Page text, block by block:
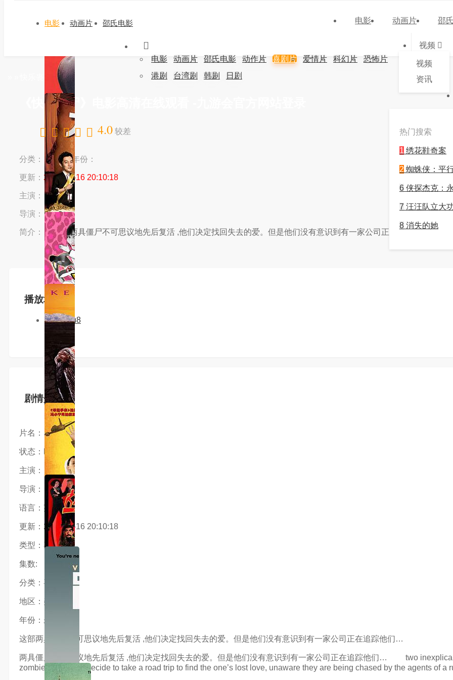
电影 动画片 邵氏电影 电影 动画片 邵
电影 动画片 邵氏电影 动作片 喜剧片 爱情片 科幻片
恐怖片
港剧
台湾剧 韩剧 日剧
视频
视频
资讯
热门搜索
1 绣花鞋奇案
2 蜘蛛侠：平
6 侠探杰克：
7 汪汪队立大
8 消失的她
《快乐丧尸》电影高清在线观看 -九游会官方网站登录
4.0 较差
分类： 地区： 年份：
更新： 2024-03-16 20:10:18
主演：
导演：
简介： 简介：两具僵尸不可思议地先后复活 ,他们决定找回失去的爱。但是他们没有意识到有一家公司正在追踪他们… ...
播放地址
天空m3u8
剧情介绍
片名：
状态：hd
主演：
导演：
语言：英语
更新：2024-03-16 20:10:18
类型：喜剧片
集数:
分类：喜剧片
地区：美国
年份：未知
这部两具僵尸不可思议地先后复活 ,他们决定找回失去的爱。但是他们没有意识到有一家公司正在追踪他们…
两具僵尸不可思议地先后复活 ,他们决定找回失去的爱。但是他们没有意识到有一家公司正在追踪他们… two
zombie attack and decide to take a road trip to find the one’s lost love, unaware they are being chased by the agents of a